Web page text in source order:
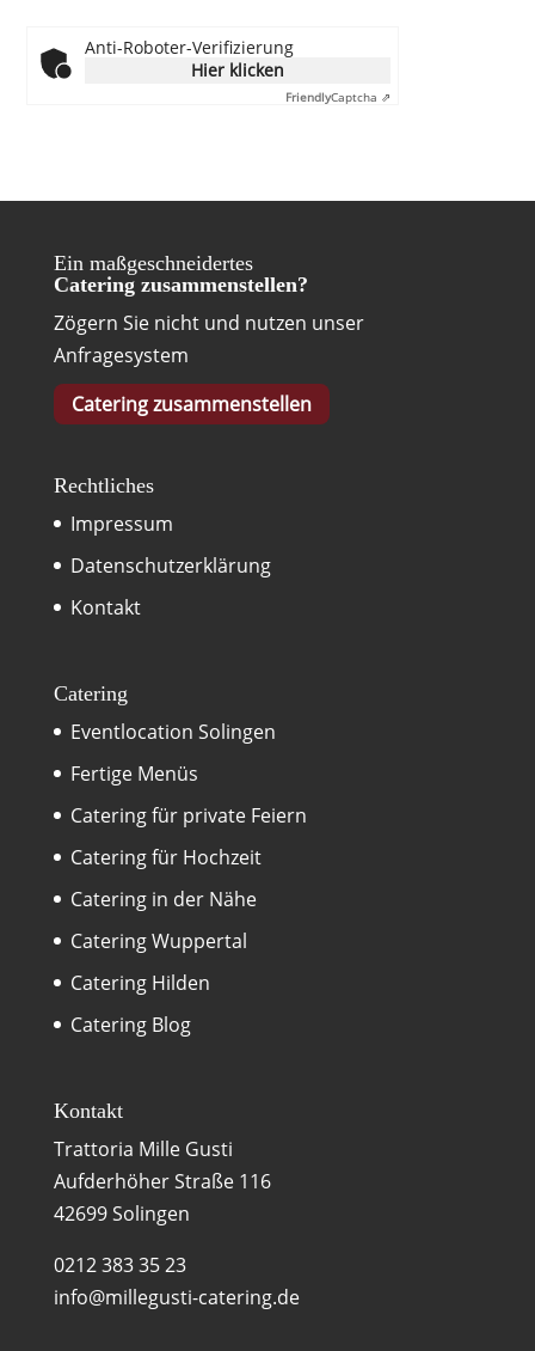
Anti-Roboter-Verifizierung
Hier klicken
FriendlyCaptcha ⇗
Ein maßgeschneidertes
Catering zusammenstellen?
Zögern Sie nicht und nutzen unser
Anfragesystem
Catering zusammenstellen
Rechtliches
Impressum
Datenschutzerklärung
Kontakt
Catering
Eventlocation Solingen
Fertige Menüs
Catering für private Feiern
Catering für Hochzeit
Catering in der Nähe
Catering Wuppertal
Catering Hilden
Catering Blog
Kontakt
Trattoria Mille Gusti
Aufderhöher Straße 116
42699 Solingen
0212 383 35 23
info@millegusti-catering.de